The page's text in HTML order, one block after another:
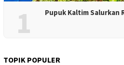
1 Pupuk Kaltim
TOPIK POPULER